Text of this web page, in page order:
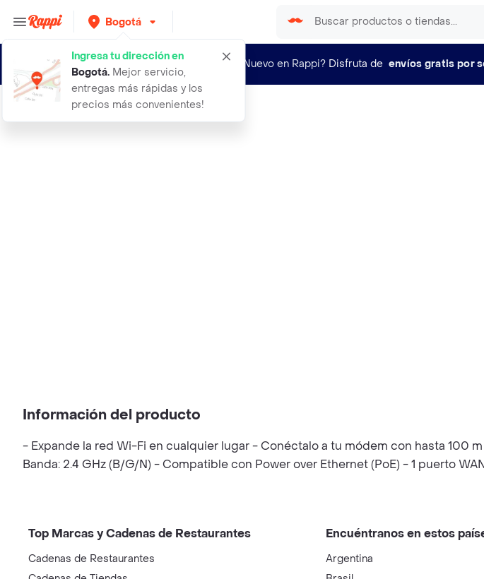
Bogotá
Ingresa tu dirección en
Bogotá. Mejor servicio,
entregas más rápidas y los
precios más convenientes!
¿Nuevo en Rappi? Disfruta de envíos gratis por
access point wi fi 24 ghz bgn hasta
Información del producto
- Expande la red Wi-Fi en cualquier lugar - Conéctalo a tu módem con hasta 100
Banda: 2.4 GHz (B/G/N) - Compatible con Power over Ethernet (PoE) - 1 puerto
Top Marcas y Cadenas de Restaurantes
Cadenas de Restaurantes
Encuéntranos en estos
Argentina